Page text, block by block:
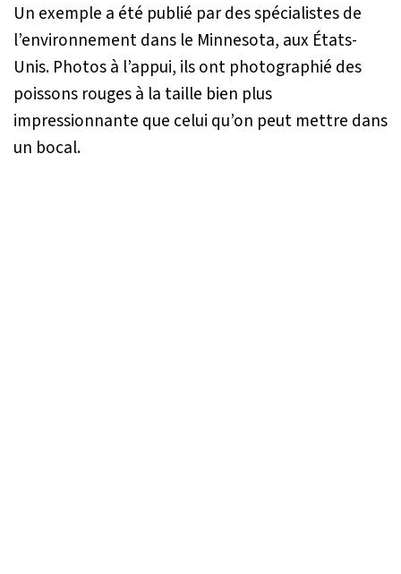
Un exemple a été publié par des spécialistes de
l’environnement dans le Minnesota, aux États-
Unis. Photos à l’appui, ils ont photographié des
poissons rouges à la taille bien plus
impressionnante que celui qu’on peut mettre dans
un bocal.